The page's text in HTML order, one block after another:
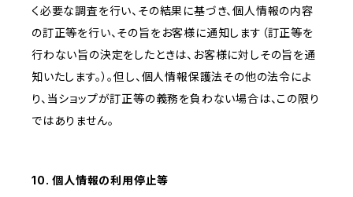
く必要な調査を行い、その結果に基づき、個人情報の内容
の訂正等を行い、その旨をお客様に通知します（訂正等を
行わない旨の決定をしたときは、お客様に対しその旨を通
知いたします。）。但し、個人情報保護法その他の法令によ
り、当ショップが訂正等の義務を負わない場合は、この限り
ではありません。
10. 個人情報の利用停止等